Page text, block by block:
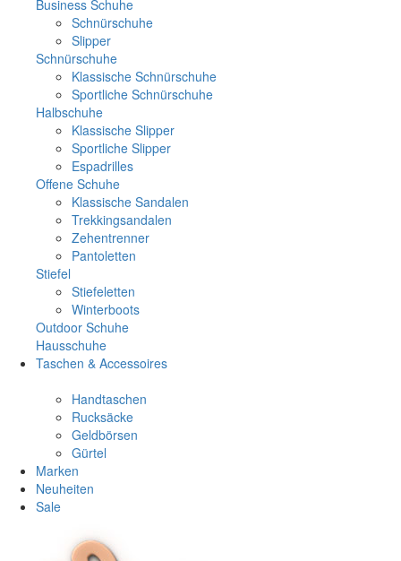
Business Schuhe
Schnürschuhe
Slipper
Schnürschuhe
Klassische Schnürschuhe
Sportliche Schnürschuhe
Halbschuhe
Klassische Slipper
Sportliche Slipper
Espadrilles
Offene Schuhe
Klassische Sandalen
Trekkingsandalen
Zehentrenner
Pantoletten
Stiefel
Stiefeletten
Winterboots
Outdoor Schuhe
Hausschuhe
Taschen & Accessoires
Handtaschen
Rucksäcke
Geldbörsen
Gürtel
Marken
Neuheiten
Sale